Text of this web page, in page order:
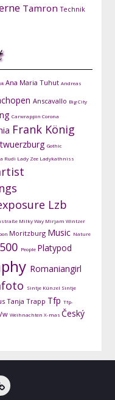
Tamron Technik
Ana Maria Tuhut Andreas
Anscavallo Big City
Carwrappin Corona
Frank König
Gothic
Rudi Lady Zee Ladykathniss
Lzb
Milky Way Mirjam Wintzer
Moritzburg Music Nature
People Platypod
Romaniangirl
Sintje Künzel Sintje
Tanja Trapp Tfp Tfp-
Weihnachten X-mas Český